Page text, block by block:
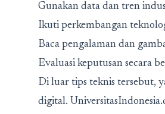
Gunakan data dan tren
Ikuti perkembangan
Baca pengalaman dan
Evaluasi keputusan secara
Di luar tips teknis tersebut,
digital.